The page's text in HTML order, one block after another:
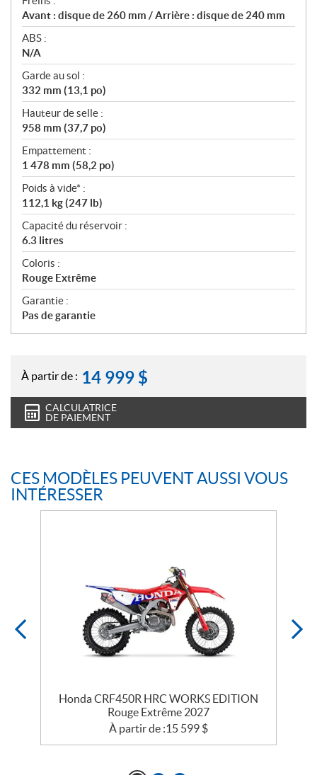
Avant : disque de 260 mm / Arrière : disque de 240 mm
ABS :
N/A
Garde au sol :
332 mm (13,1 po)
Hauteur de selle :
958 mm (37,7 po)
Empattement :
1 478 mm (58,2 po)
Poids à vide* :
112,1 kg (247 lb)
Capacité du réservoir :
6.3 litres
Coloris :
Rouge Extrême
Garantie :
Pas de garantie
À partir de : 14 999 $
CALCULATRICE
DE PAIEMENT
CES MODÈLES PEUVENT AUSSI VOUS
INTÉRESSER
Honda CRF450R HRC WORKS EDITION
Rouge Extrême 2027
À partir de :15 599 $